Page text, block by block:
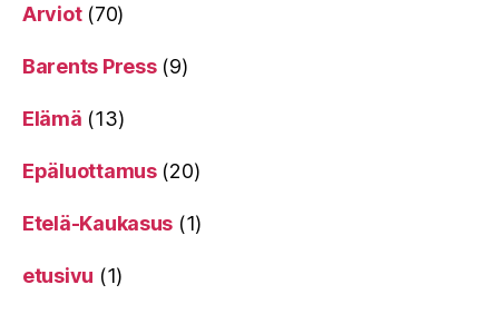
Arviot(70)
Barents Press(9)
Elämä (13)
Epäluottamus(20)
Etelä-Kaukasus (1)
etusivu (1)